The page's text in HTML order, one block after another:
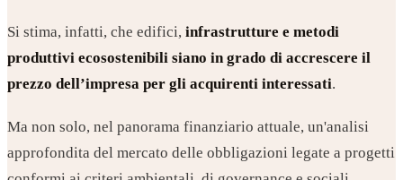
Si stima, infatti, che edifici, infrastrutture e metodi
produttivi ecosostenibili siano in grado di accrescere il
prezzo dell’impresa per gli acquirenti interessati.
Ma non solo, nel panorama finanziario attuale, un'analisi
approfondita del mercato delle obbligazioni legate a progetti